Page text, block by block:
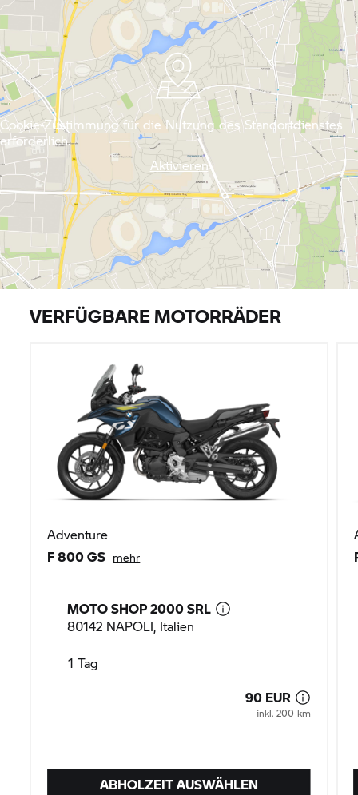
Cookie-Zustimmung für die Nutzung des Standortdienstes
erforderlich.
Aktivieren
VERFÜGBARE MOTORRÄDER
ABHOLZEIT AUSWÄHLEN
Adventure
F 800 GS mehr
MOTO SHOP 2000 SRL
80142 NAPOLI, Italien
1 Tag
90 EUR
inkl. 200 km